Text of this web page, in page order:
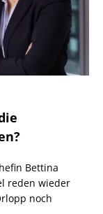
Bettina
reden wieder
noch